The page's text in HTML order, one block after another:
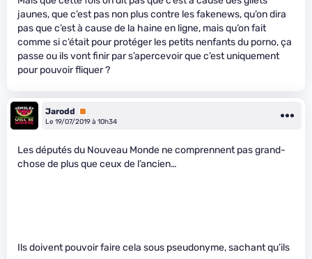
jaunes, que c’est pas non plus contre les fakenews, qu’on dira
pas que c’est à cause de la haine en ligne, mais qu’on fait
comme si c’était pour protéger les petits nenfants du porno, ça
passe ou ils vont finir par s’apercevoir que c’est uniquement
pour pouvoir fliquer ?
Jarodd
Premium
Le 19/07/2019 à 10h34
Les députés du Nouveau Monde ne comprennent pas grand-
chose de plus que ceux de l’ancien…
Ils doivent pouvoir faire cela sous pseudonyme, sachant qu’ils